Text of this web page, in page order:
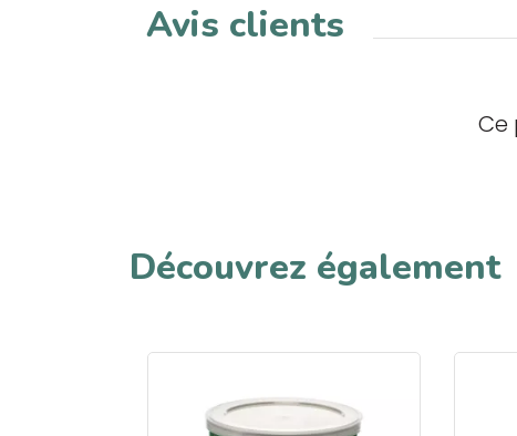
Avis clients
Ce
Découvrez également